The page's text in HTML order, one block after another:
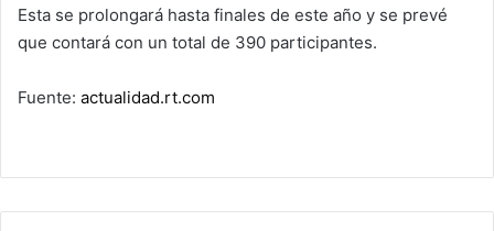
Esta se prolongará hasta finales de este año y se prevé
que contará con un total de 390 participantes.
Fuente: actualidad.rt.com